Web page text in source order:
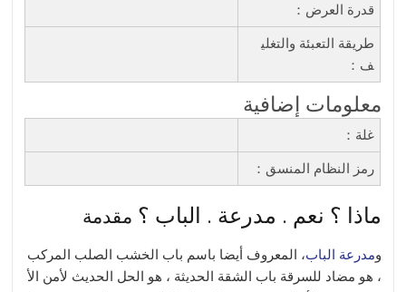
قدرة العرض：
طريقة التعبئة والتغلي
ف：
معلومات إضافية
غلة：
رمز النظام المنسق：
ماذا ؟ نعم . مدرعة . الباب ؟ مقدمة
ومدرعة الباب، المعروف أيضا باسم باب الخشب الصلب المركب
، هو مضاد للسرقة باب الشقة الحديثة ، هو الحل الحديث لأمن الأ